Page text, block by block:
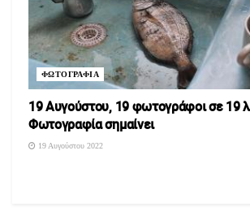
ΦΩΤΟΓΡΑΦΙΑ
19 Αυγούστου, 19 φωτογράφοι σε 19
Φωτογραφία σημαίνει
19 Αυγούστου 2022